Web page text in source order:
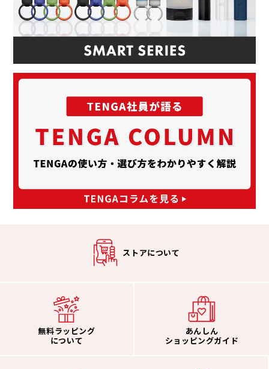
ストアについて
無料ラッピング
について
あんしん
ショッピングガイド